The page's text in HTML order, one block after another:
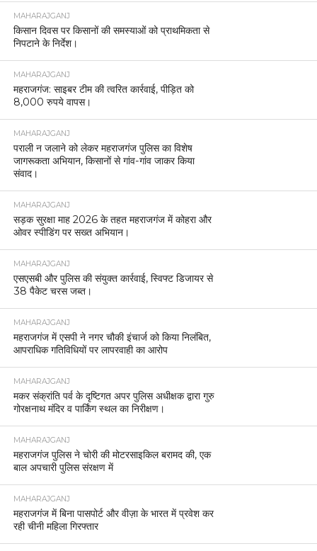
MAHARAJGANJ
किसान दिवस पर किसानों की समस्याओं को प्राथमिकता से
निपटाने के निर्देश।
MAHARAJGANJ
महराजगंज: साइबर टीम की त्वरित कार्रवाई, पीड़ित को
8,000 रुपये वापस।
MAHARAJGANJ
पराली न जलाने को लेकर महराजगंज पुलिस का विशेष
जागरूकता अभियान, किसानों से गांव-गांव जाकर किया
संवाद।
MAHARAJGANJ
सड़क सुरक्षा माह 2026 के तहत महराजगंज में कोहरा और
ओवर स्पीडिंग पर सख्त अभियान।
MAHARAJGANJ
एसएसबी और पुलिस की संयुक्त कार्रवाई, स्विफ्ट डिजायर से
38 पैकेट चरस जब्त।
MAHARAJGANJ
महराजगंज में एसपी ने नगर चौकी इंचार्ज को किया निलंबित,
आपराधिक गतिविधियों पर लापरवाही का आरोप
MAHARAJGANJ
मकर संक्रांति पर्व के दृष्टिगत अपर पुलिस अधीक्षक द्वारा गुरु
गोरक्षनाथ मंदिर व पार्किंग स्थल का निरीक्षण।
MAHARAJGANJ
महराजगंज पुलिस ने चोरी की मोटरसाइकिल बरामद की, एक
बाल अपचारी पुलिस संरक्षण में
MAHARAJGANJ
महराजगंज में बिना पासपोर्ट और वीज़ा के भारत में प्रवेश कर
रही चीनी महिला गिरफ्तार